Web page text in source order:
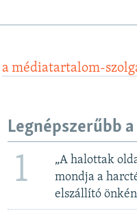
a médiatartalom-
Legnépszerűbb
1
„A halottak
mondja a
elszállító